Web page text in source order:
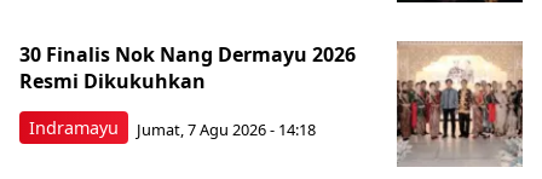
Indramayu
30 Finalis Nok Nang Dermayu 2026
Resmi Dikukuhkan
Jumat, 7 Agu 2026 - 14:18